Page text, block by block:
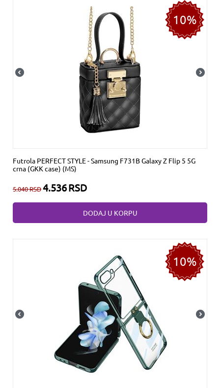
10%
Futrola PERFECT STYLE - Samsung F731B Galaxy Z Flip 5 5G
crna (GKK case) (MS)
5.040RSD4.536RSD
DODAJ U KORPU
10%